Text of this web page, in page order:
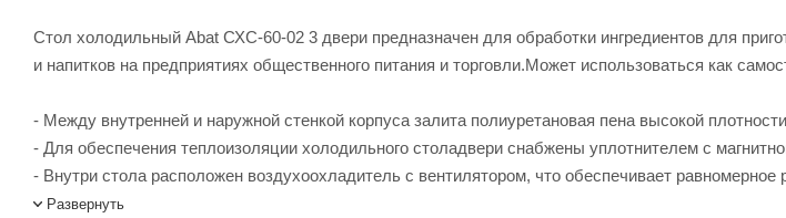
Стол холодильный Abat СХС-60-02 3 двери предназначен для обработки ингредиентов для
и напитков на предприятиях общественного питания и торговли.Может использоваться как
- Между внутренней и наружной стенкой корпуса залита полиуретановая пена высокой
- Для обеспечения теплоизоляции холодильного столадвери снабжены уплотнителем с
- Внутри стола расположен воздухоохладитель с вентилятором, что обеспечивает
- В полезном объеме предусмотрены полки-решетки для укладки продуктов.
Развернуть